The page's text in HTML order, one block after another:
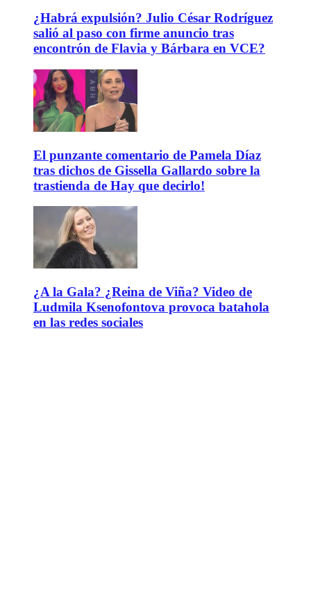
¿Habrá expulsión? Julio César Rodríguez
salió al paso con firme anuncio tras
encontrón de Flavia y Bárbara en VCE?
El punzante comentario de Pamela Díaz
tras dichos de Gissella Gallardo sobre la
trastienda de Hay que decirlo!
¿A la Gala? ¿Reina de Viña? Video de
Ludmila Ksenofontova provoca batahola
en las redes sociales